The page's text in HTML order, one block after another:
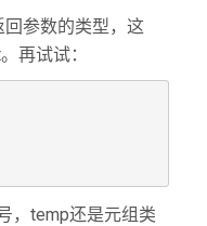
参数的类型，这
再试试：
，temp还是元组类